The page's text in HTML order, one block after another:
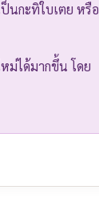
นกะทิใบเตย หรือ
ม่ได้มากขึ้น โดย